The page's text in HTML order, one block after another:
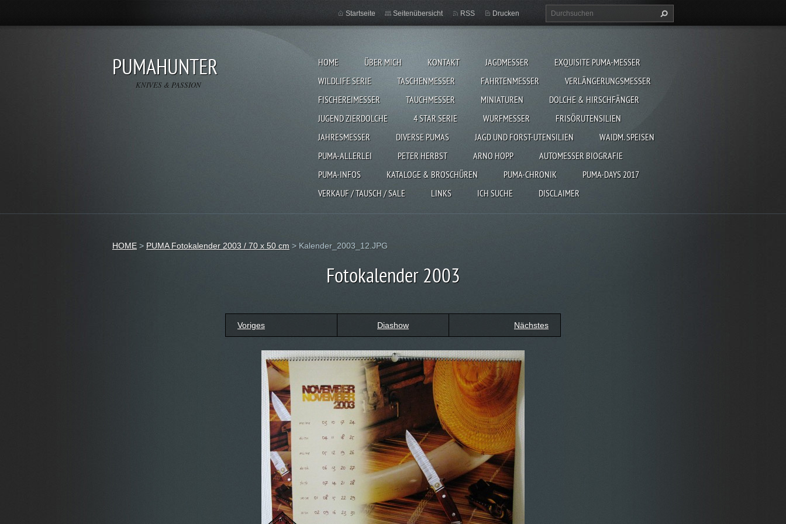
PUMAHUNTER
KNIVES & PASSION
HOME ÜBER MICH KONTAKT JAGDMESSER
EXQUISITE PUMA-MESSER
WILDLIFE SERIE
TASCHENMESSER FAHRTENMESSER
VERLÄNGERUNGSMESSER
FISCHEREIMESSER
TAUCHMESSER MINIATUREN
DOLCHE & HIRSCHFÄNGER
JUGEND ZIERDOLCHE
4 STAR SERIE WURFMESSER
FRISÖRUTENSILIEN
JAHRESMESSER
DIVERSE PUMAS JAGD UND FORST-UTENSILIEN
WAIDM. SPEISEN
PUMA-ALLERLEI
PETER HERBST ARNO HOPP
AUTOMESSER BIOGRAFIE
PUMA-INFOS
KATALOGE & BROSCHÜREN PUMA-CHRONIK
PUMA-DAYS 2017
VERKAUF / TAUSCH / SALE
LINKS ICH SUCHE DISCLAIMER
Startseite Seitenübersicht RSS Drucken
HOME > PUMA Fotokalender 2003 / 70 x 50 cm > Kalender_2003_12.JPG
Fotokalender 2003
Voriges Diashow Nächstes